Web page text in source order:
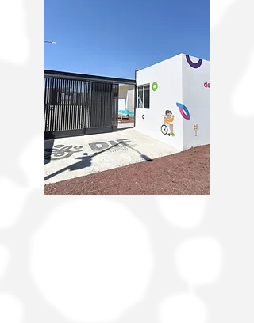
en las regiones de la Mixteca y Costa. En
una primera acción, elementos de la
Estatal de Investigaciones (AEI) dieron
cumplimiento a una orden d